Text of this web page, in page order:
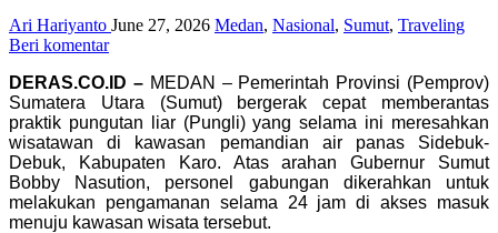
Ari Hariyanto June 27, 2026 Medan, Nasional, Sumut, Traveling
Beri komentar
DERAS.CO.ID –MEDAN – Pemerintah Provinsi (Pemprov)
Sumatera Utara (Sumut) bergerak cepat memberantas
praktik pungutan liar (Pungli) yang selama ini meresahkan
wisatawan di kawasan pemandian air panas Sidebuk-
Debuk, Kabupaten Karo. Atas arahan Gubernur Sumut
Bobby Nasution, personel gabungan dikerahkan untuk
melakukan pengamanan selama 24 jam di akses masuk
menuju kawasan wisata tersebut.